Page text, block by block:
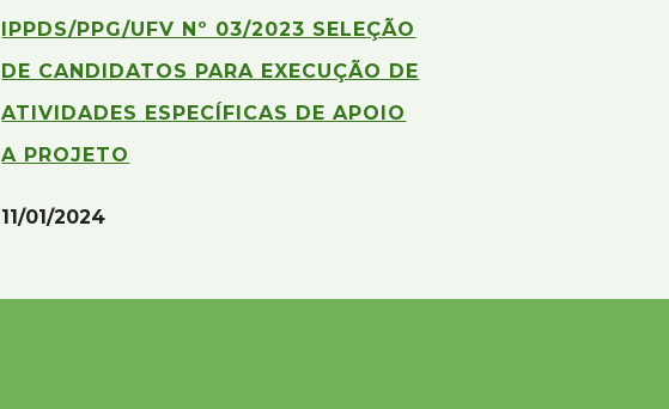
IPPDS/PPG/UFV Nº 03/2023 SELEÇÃO
DE CANDIDATOS PARA EXECUÇÃO DE
ATIVIDADES ESPECÍFICAS DE APOIO
A PROJETO
11/01/2024